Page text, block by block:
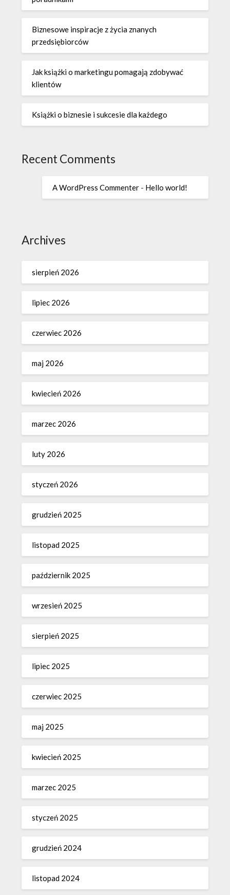
Biznesowe inspiracje z życia znanych
przedsiębiorców
Jak książki o marketingu pomagają zdobywać
klientów
Książki o biznesie i sukcesie dla każdego
Recent Comments
A WordPress Commenter - Hello world!
Archives
sierpień 2026
lipiec 2026
czerwiec 2026
maj 2026
kwiecień 2026
marzec 2026
luty 2026
styczeń 2026
grudzień 2025
listopad 2025
październik 2025
wrzesień 2025
sierpień 2025
lipiec 2025
czerwiec 2025
maj 2025
kwiecień 2025
marzec 2025
styczeń 2025
grudzień 2024
listopad 2024